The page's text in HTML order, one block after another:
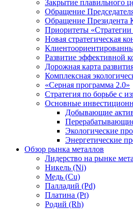
Закрытие плавильного
Обращение
Обращение Президента
Приоритеты «Стратегии
Новая стратегическая
Развитие эффективной
Дорожная карта
Комплексная
«Серная программа 2.0»
Стратегия по борьбе с
Основные
Добывающие
Экологические
Энергетические
Обзор рынка металлов
Лидерство на рынке
Никель (Ni)
Медь (Cu)
Палладий (Pd)
Платина (Pt)
Родий (Rh)